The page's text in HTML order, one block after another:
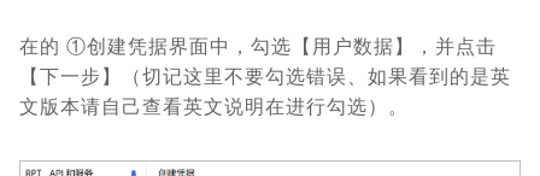
在的 ①创建凭据界面中，勾选【用户数据】，并点击
【下一步】（切记这里不要勾选错误、如果看到的是英
文版本请自己查看英文说明在进行勾选）。